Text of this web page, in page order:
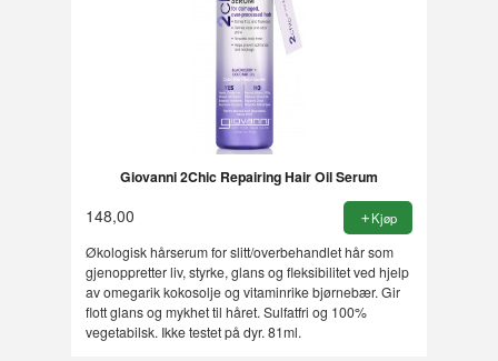
Giovanni 2Chic Repairing Hair Oil Serum
148,00 Kjøp
Økologisk hårserum for slitt/overbehandlet hår som
gjenoppretter liv, styrke, glans og fleksibilitet ved hjelp
av omegarik kokosolje og vitaminrike bjørnebær. Gir
flott glans og mykhet til håret. Sulfatfri og 100%
vegetabilsk. Ikke testet på dyr. 81ml.